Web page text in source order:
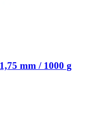
mm / 1000 g